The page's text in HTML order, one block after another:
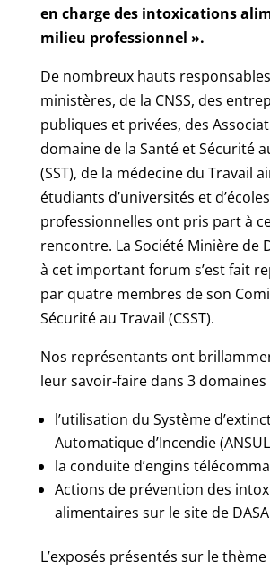
en charge des intoxications
milieu professionnel ».
De nombreux hauts
ministères, de la CNSS, des
publiques et privées, des
domaine de la Santé et Sécurité
(SST), de la médecine du Travail
étudiants d’universités et d’écoles
professionnelles ont pris part à
rencontre. La Société Minière de
à cet important forum s’est fait
par quatre membres de son
Sécurité au Travail (CSST).
Nos représentants ont
leur savoir-faire dans 3 domaines
l’utilisation du Système
Automatique d’Incendie
la conduite d’engins
Actions de prévention des
alimentaires sur le site de DASA
L’exposés présentés sur le